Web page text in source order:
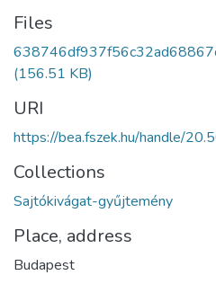
Files
(156.51 KB)
URI
https://bea.fszek.hu/handle/
Collections
Sajtókivágat-gyűjtemény
Place, address
Budapest